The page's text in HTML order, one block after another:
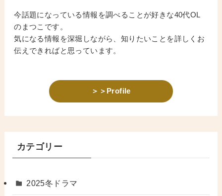
今話題になっている情報を調べることが好きな40代OL
のまつこです。
気になる情報を深堀しながら、知りたいことを詳しくお
伝えできればと思っています。
＞＞Profile
カテゴリー
2025冬ドラマ